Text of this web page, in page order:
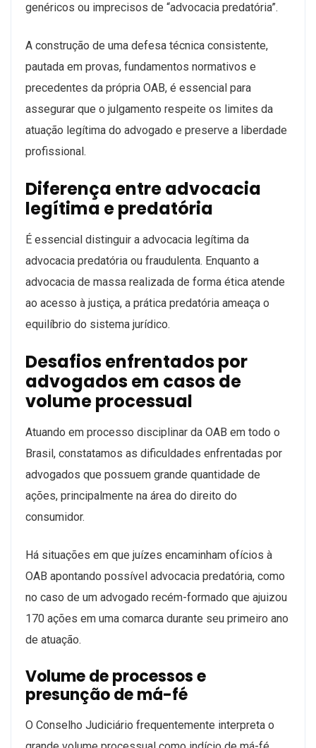
genéricos ou imprecisos de “advocacia predatória”.
A construção de uma defesa técnica consistente,
pautada em provas, fundamentos normativos e
precedentes da própria OAB, é essencial para
assegurar que o julgamento respeite os limites da
atuação legítima do advogado e preserve a liberdade
profissional.
Diferença entre advocacia
legítima e predatória
É essencial distinguir a advocacia legítima da
advocacia predatória ou fraudulenta. Enquanto a
advocacia de massa realizada de forma ética atende
ao acesso à justiça, a prática predatória ameaça o
equilíbrio do sistema jurídico.
Desafios enfrentados por
advogados em casos de
volume processual
Atuando em processo disciplinar da OAB em todo o
Brasil, constatamos as dificuldades enfrentadas por
advogados que possuem grande quantidade de
ações, principalmente na área do direito do
consumidor.
Há situações em que juízes encaminham ofícios à
OAB apontando possível advocacia predatória, como
no caso de um advogado recém-formado que ajuizou
170 ações em uma comarca durante seu primeiro ano
de atuação.
Volume de processos e
presunção de má-fé
O Conselho Judiciário frequentemente interpreta o